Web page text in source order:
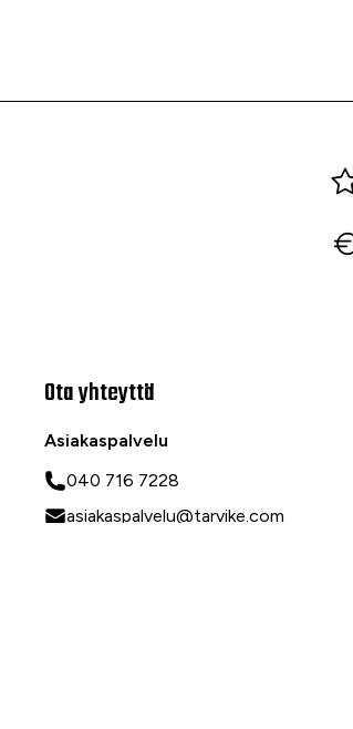
Ota yhteyttä
Asiakaspalvelu
040 716 7228
asiakaspalvelu@tarvike.com